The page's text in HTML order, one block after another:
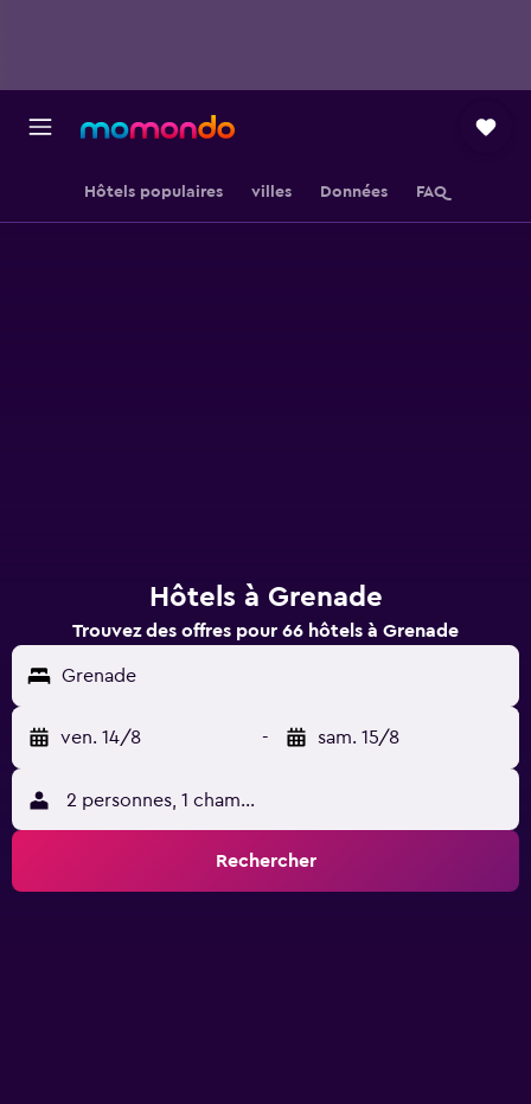
Hôtels populaires villes Données FAQ
Hôtels à Grenade
Trouvez des offres pour 66 hôtels à Grenade
Grenade
ven. 14/8 - sam. 15/8
2 personnes, 1 chambre
Rechercher